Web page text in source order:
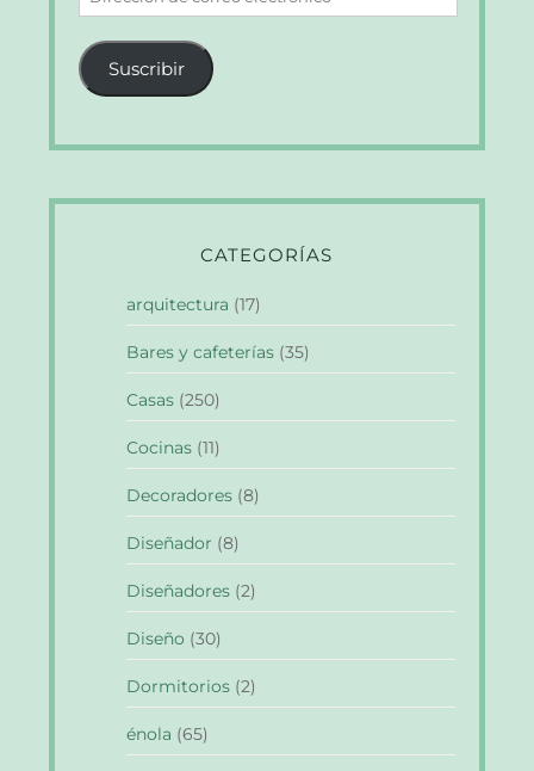
de
correo
electrónico
Suscribir
CATEGORÍAS
arquitectura (17)
Bares y cafeterías (35)
Casas (250)
Cocinas (11)
Decoradores (8)
Diseñador (8)
Diseñadores (2)
Diseño (30)
Dormitorios (2)
énola (65)